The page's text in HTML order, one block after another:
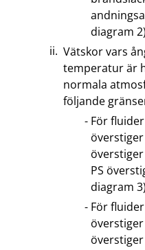
diagram
Vätskor vars
temperatur är
normala
följande
För
PS
diagram
För